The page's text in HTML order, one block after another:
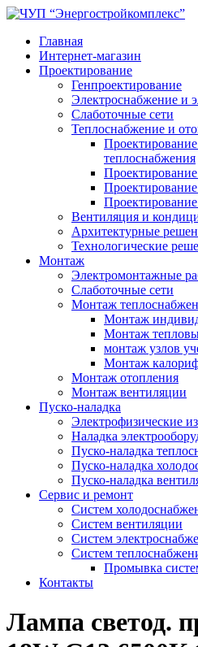
Главная
Интернет-магазин
Проектирование
Генпроектирование
Электроснабжение и
Слаботочные сети
Теплоснабжение и
теплоснабжения
Проектирование
Вентиляция и
Архитектурные
Технологические
Монтаж
Электромонтажные
Слаботочные сети
Монтаж
Монтаж
Монтаж
монтаж узлов
Монтаж
Монтаж отопления
Монтаж вентиляции
Пуско-наладка
Электрофизические
Наладка
Пуско-наладка
Пуско-наладка
Пуско-наладка
Сервис и ремонт
Систем
Систем вентиляции
Систем
Систем
Промывка
Контакты
Лампа светод.